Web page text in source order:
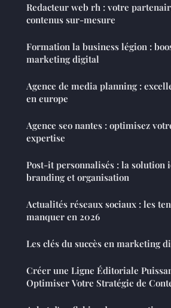
Redacteur web rh : votre
contenus sur-mesure
Formation la business légion :
marketing digital
Agence de media planning :
en europe
Agence seo nantes : optimisez
expertise
Post-it personnalisés : la solution
branding et organisation
Actualités réseaux sociaux : les
manquer en 2026
Les clés du succès en marketing
Créer une Ligne Éditoriale
Optimiser Votre Stratégie de